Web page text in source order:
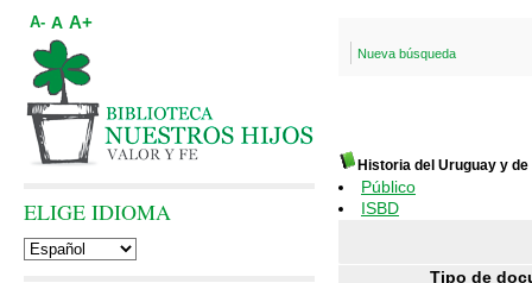
Nueva búsqueda
Historia del Uruguay y
Público
ISBD
Tipo de
A- A A+
ELIGE IDIOMA